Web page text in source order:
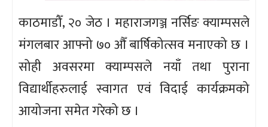
काठमाडौँ, २० जेठ । महाराजगञ्ज नर्सिङ क्याम्पसले
मंगलबार आफ्नो ७० औँ बार्षिकोत्सव मनाएको छ ।
सोही अवसरमा क्याम्पसले नयाँ तथा पुराना
विद्यार्थीहरुलाई स्वागत एवं विदाई कार्यक्रमको
आयोजना समेत गरेको छ ।